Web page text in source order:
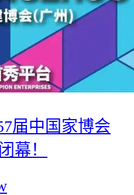
届中国家博会
幕！